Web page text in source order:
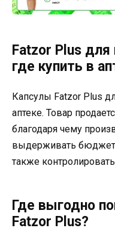
Fatzor Plus
где купить в
Капсулы Fatzor Plus
аптеке. Товар
благодаря чему
выдерживать
также
Где выгодно
Fatzor Plus?